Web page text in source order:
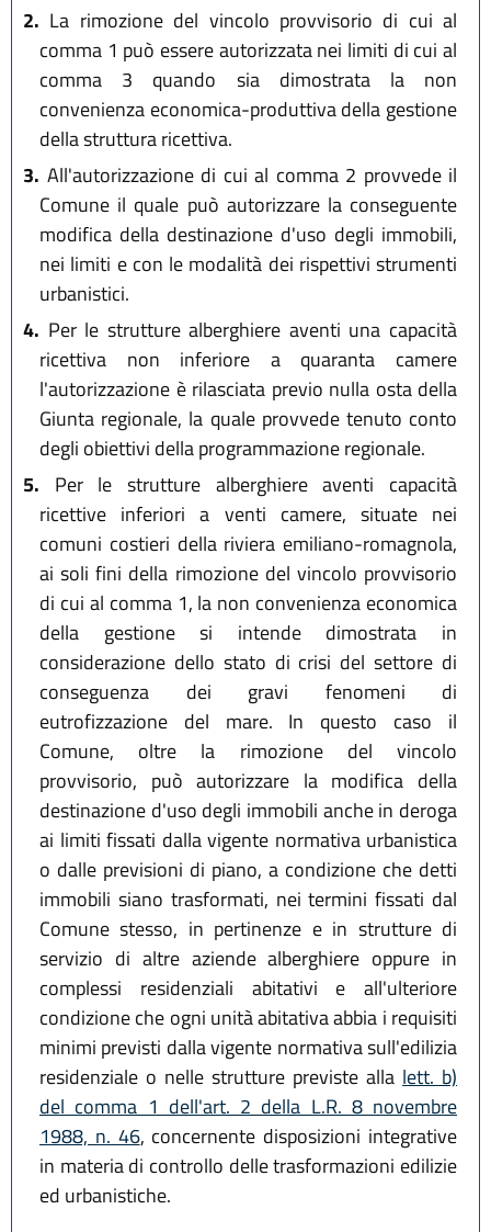
2. La rimozione del vincolo provvisorio di cui al
comma 1 può essere autorizzata nei limiti di cui al
comma 3 quando sia dimostrata la non
convenienza economica-produttiva della gestione
della struttura ricettiva.
3. All'autorizzazione di cui al comma 2 provvede il
Comune il quale può autorizzare la conseguente
modifica della destinazione d'uso degli immobili,
nei limiti e con le modalità dei rispettivi strumenti
urbanistici.
4. Per le strutture alberghiere aventi una capacità
ricettiva non inferiore a quaranta camere
l'autorizzazione è rilasciata previo nulla osta della
Giunta regionale, la quale provvede tenuto conto
degli obiettivi della programmazione regionale.
5. Per le strutture alberghiere aventi capacità
ricettive inferiori a venti camere, situate nei
comuni costieri della riviera emiliano-romagnola,
ai soli fini della rimozione del vincolo provvisorio
di cui al comma 1, la non convenienza economica
della gestione si intende dimostrata in
considerazione dello stato di crisi del settore di
conseguenza dei gravi fenomeni di
eutrofizzazione del mare. In questo caso il
Comune, oltre la rimozione del vincolo
provvisorio, può autorizzare la modifica della
destinazione d'uso degli immobili anche in deroga
ai limiti fissati dalla vigente normativa urbanistica
o dalle previsioni di piano, a condizione che detti
immobili siano trasformati, nei termini fissati dal
Comune stesso, in pertinenze e in strutture di
servizio di altre aziende alberghiere oppure in
complessi residenziali abitativi e all'ulteriore
condizione che ogni unità abitativa abbia i requisiti
minimi previsti dalla vigente normativa sull'edilizia
residenziale o nelle strutture previste alla lett. b)
del comma 1 dell'art. 2 della L.R. 8 novembre
1988, n. 46, concernente disposizioni integrative
in materia di controllo delle trasformazioni edilizie
ed urbanistiche.